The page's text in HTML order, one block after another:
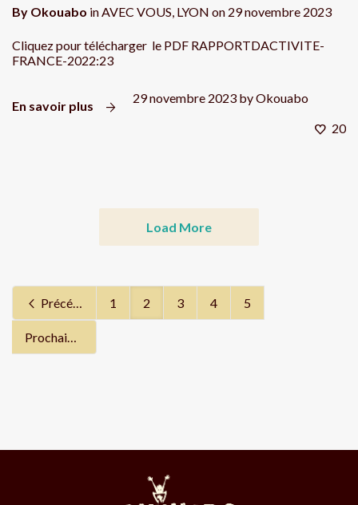
By Okouabo inAVEC VOUS, LYON on 29 novembre 2023
Cliquez pour télécharger le PDF RAPPORTDACTIVITE-
FRANCE-2022:23
En savoir plus
29 novembre 2023 byOkouabo
20
Load More
Précédent 1 2 3 4 5
Prochain